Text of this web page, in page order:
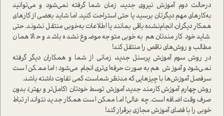
در‌حالت دوم آموزش نیروی جدید، زمان شما گرفته نمی‌شود و می‌توانید
به‌کارهای مهم دیگرتان برسید یا حتی ا‌ستراحت کنید. اما شاید بعضی از کارهای
همکار دیگران، انجام‌نشده باقی بمانند یا اطلاعات به‌خوبی منتقل نشوند. حتی
شاید خود کارمندتان هم به‌خوبی متوجه موضوع نشده باشد و حالا همان
مطالب و روش‌های ناقص را منتقل کند!
در روش سوم آموزش پرسنل جدید، زمانی از شما و همکاران دیگر گرفته
نمی‌شود و آموزش هم به‌صورت حرفه‌ای‌تری انجام می‌شود؛ اما ممکن ا‌ست
سرفصل آموزش‌ها با چیزهایی که مد‌نظر شما‌ست، کمی تفاوت داشته باشد.
روش چهارم آموزش کارمند جدید، آموزش توسط خودتان (کامل‌تر و بهتر)، بدون
صرف وقت اضافه ا‌ست. چه عالی! اما ممکن ا‌ست همکار جدید نتواند ارتباط
خوبی را با فضای آموزش مجازی برقرار کند!